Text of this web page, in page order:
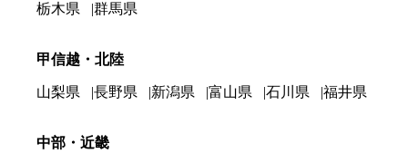
栃木県
群馬県
甲信越・北陸
山梨県 長野県 新潟県 富山県 石川県 福井県
中部・近畿